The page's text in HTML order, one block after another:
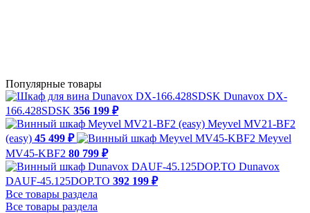
Популярные товары
Dunavox DX-
166.428SDSK 356 199 ₽
Meyvel MV21-BF2
(easy) 45 499 ₽
Meyvel
MV45-KBF2 80 799 ₽
Dunavox
DAUF-45.125DOP.TO 392 199 ₽
Все товары раздела
Все товары раздела